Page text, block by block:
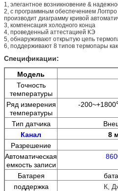
1, элегантное возникновение &
2, с программным обеспечением
производит диаграмму кривой
3, компенсация холодного конца
4, проведенный аттестацией КЭ
5, обнаруживают открытую цепь
6, поддерживают 8 типов термопары
Спецификации:
Модель
Точность
температуры
Ряд измерения
температуры
-
Тип датчика
Канал
8
Разрешение
Автоматическая
емкость записи
Батарея
поддержка
К,